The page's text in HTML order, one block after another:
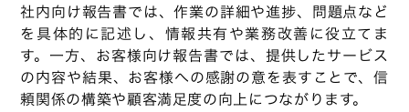
社内向け報告書では、作業の詳細や進捗、問題点など
を具体的に記述し、情報共有や業務改善に役立てま
す。一方、お客様向け報告書では、提供したサービス
の内容や結果、お客様への感謝の意を表すことで、信
頼関係の構築や顧客満足度の向上につながります。